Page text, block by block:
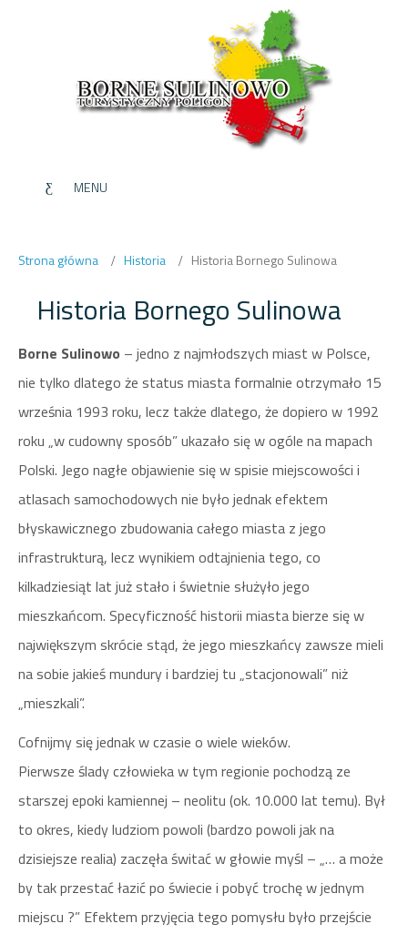
MENU
Strona główna Historia Historia Bornego Sulinowa
Historia Bornego Sulinowa
Borne Sulinowo – jedno z najmłodszych miast w Polsce,
nie tylko dlatego że status miasta formalnie otrzymało 15
września 1993 roku, lecz także dlatego, że dopiero w 1992
roku „w cudowny sposób” ukazało się w ogóle na mapach
Polski. Jego nagłe objawienie się w spisie miejscowości i
atlasach samochodowych nie było jednak efektem
błyskawicznego zbudowania całego miasta z jego
infrastrukturą, lecz wynikiem odtajnienia tego, co
kilkadziesiąt lat już stało i świetnie służyło jego
mieszkańcom. Specyficzność historii miasta bierze się w
największym skrócie stąd, że jego mieszkańcy zawsze mieli
na sobie jakieś mundury i bardziej tu „stacjonowali” niż
„mieszkali”.
Cofnijmy się jednak w czasie o wiele wieków.
Pierwsze ślady człowieka w tym regionie pochodzą ze
starszej epoki kamiennej – neolitu (ok. 10.000 lat temu). Był
to okres, kiedy ludziom powoli (bardzo powoli jak na
dzisiejsze realia) zaczęła świtać w głowie myśl – „… a może
by tak przestać łazić po świecie i pobyć trochę w jednym
miejscu ?” Efektem przyjęcia tego pomysłu było przejście